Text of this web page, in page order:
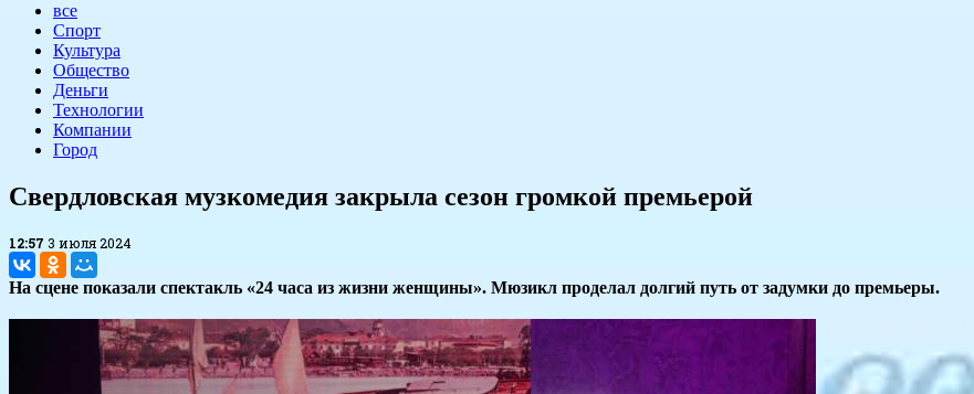
все
Спорт
Культура
Общество
Деньги
Технологии
Компании
Город
Свердловская музкомедия закрыла сезон громкой премьерой
12:57 3 июля 2024
На сцене показали спектакль «24 часа из жизни женщины». Мюзикл проделал долгий путь от задумки до премьеры.